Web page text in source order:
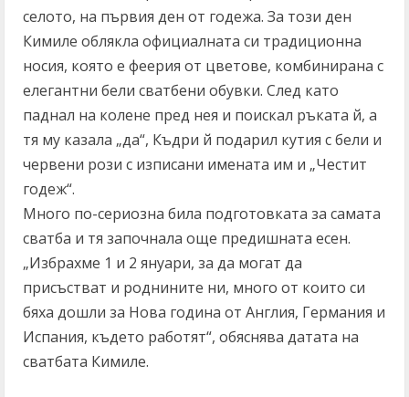
селото, на първия ден от годежа. За този ден
Кимиле облякла официалната си традиционна
носия, която е феерия от цветове, комбинирана с
елегантни бели сватбени обувки. След като
паднал на колене пред нея и поискал ръката й, а
тя му казала „да“, Къдри й подарил кутия с бели и
червени рози с изписани имената им и „Честит
годеж“.
Много по-сериозна била подготовката за самата
сватба и тя започнала още предишната есен.
„Избрахме 1 и 2 януари, за да могат да
присъстват и роднините ни, много от които си
бяха дошли за Нова година от Англия, Германия и
Испания, където работят“, обяснява датата на
сватбата Кимиле.